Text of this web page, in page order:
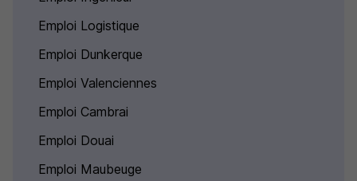
Emploi Logistique
Emploi Dunkerque
Emploi Valenciennes
Emploi Cambrai
Emploi Douai
Emploi Maubeuge